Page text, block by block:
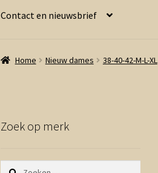
Contact en nieuwsbrief
Home Nieuw dames 38-40-42-M-L-XL
Zoek op merk
Zoeken